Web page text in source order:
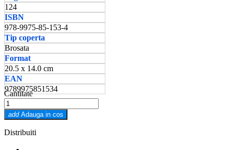
124
ISBN
978-9975-85-153-4
Tip coperta
Brosata
Format
20.5 x 14.0 cm
EAN
9789975851534
Cantitate
add Adauga in cos
Distribuiti